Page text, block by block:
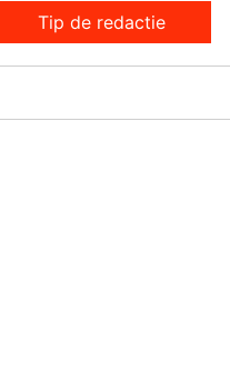
Tip de redactie